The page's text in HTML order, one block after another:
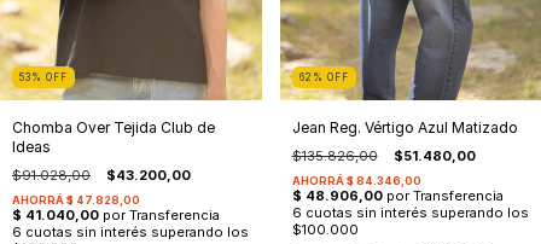
53 % OFF
Chomba Over Tejida Club de
Ideas
$91.028,00 $43.200,00
62 % OFF
Jean Reg. Vértigo Azul Matizado
$135.826,00 $51.480,00